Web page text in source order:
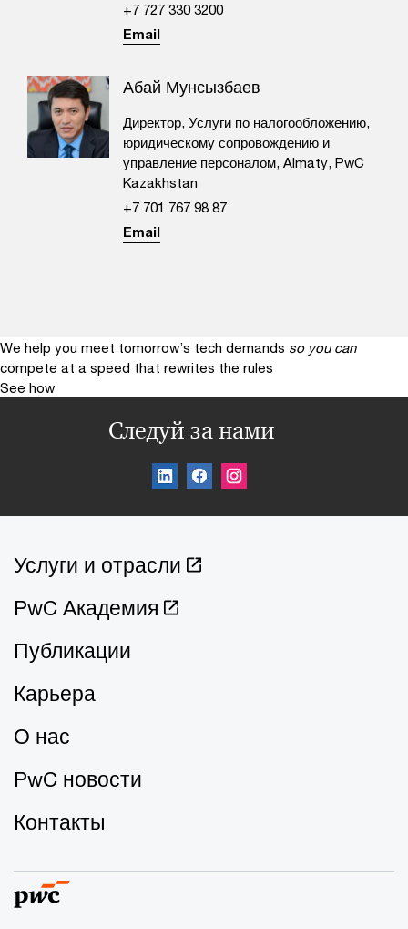
+7 727 330 3200
Email
Абай Мунсызбаев
Директор, Услуги по налогообложению,
юридическому сопровождению и
управление персоналом, Almaty, PwC
Kazakhstan
+7 701 767 98 87
Email
We help you meet tomorrow’s tech demands so you can
compete at a speed that rewrites the rules
See how
Следуй за нами
Услуги и отрасли
PwC Академия
Публикации
Карьера
О нас
PwC новости
Контакты